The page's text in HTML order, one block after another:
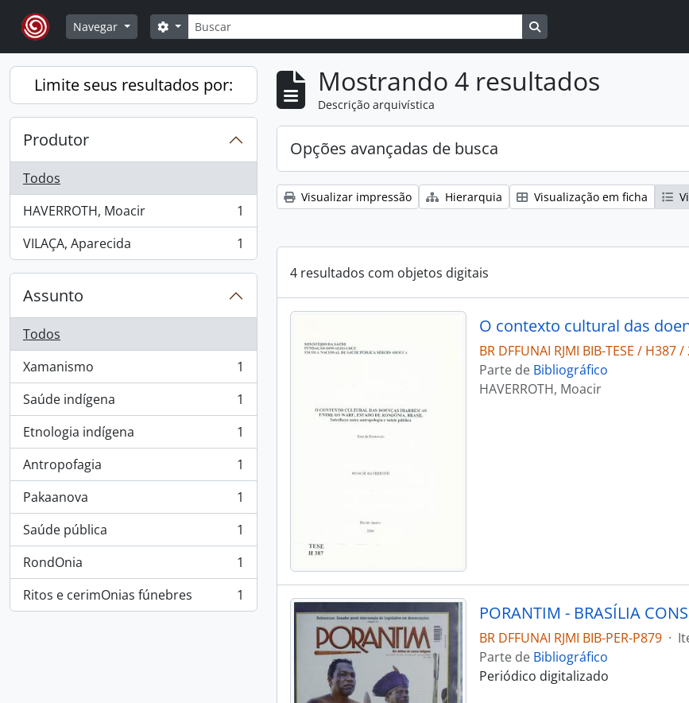
Skip to main content
Navegar
Buscar
Opções de busca
Limite seus resultados por:
Produtor
Todos
HAVERROTH, Moacir
, 1 resultados
1
VILAÇA, Aparecida
, 1 resultados 1
Assunto
Todos
Xamanismo
, 1 resultados
1
Saúde indígena
, 1 resultados
1
Etnologia indígena
, 1 resultados
1
Antropofagia
, 1 resultados
1
Pakaanova
, 1 resultados
1
Saúde pública
, 1 resultados
1
RondOnia
, 1 resultados
1
Ritos e cerimOnias fúnebres
, 1 resultados 1
Mostrando 4 resultados
Descrição arquivística
Opções avançadas de busca
Visualizar impressão Hierarquia Visualização em ficha
4 resultados com objetos digitais
BR DFFUNAI RJMI BIB-TESE / H387
Parte de Bibliográfico
HAVERROTH, Moacir
BR DFFUNAI RJMI BIB-PER-P879 ·
Parte de Bibliográfico
Periódico digitalizado